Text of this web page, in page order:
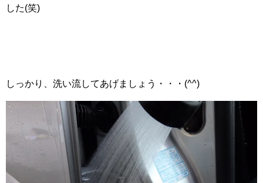
した(笑)
しっかり、洗い流してあげましょう・・・(^^)